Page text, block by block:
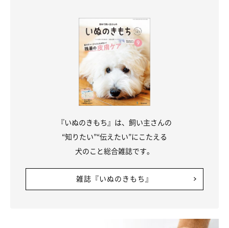
半年以内に買ってよかったもの【シニア犬
編】
『いぬのきもち』は、飼い主さんの
“知りたい”“伝えたい”にこたえる
犬のこと総合雑誌です。
雑誌『いぬのきもち』